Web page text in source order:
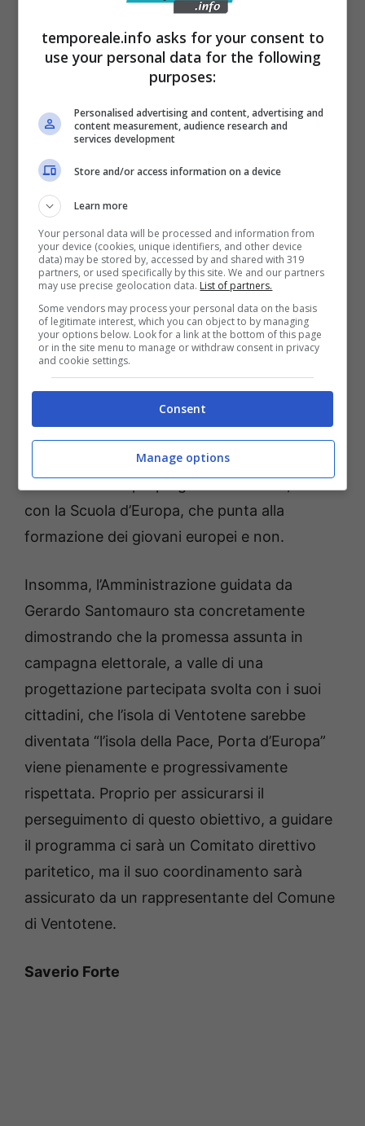
dal Cime e dalla Regione Lazio, la
valorizzazione del patrimonio culturale e
ambientale di Ventotene a partire dall’Anno
L’Amministrazione del Comune di Ventotene,
terra dello storico Manifesto di Ventotene per
un’Europa libera e unita, e simbolo della lotta
ai totalitarismi e ai nazionalismi, metterà a
culturale, le sue strutture museali e
bibliotecarie e le sue crescenti capacità
promozionali per agevolare la realizzazione di
tali programmi, garantendo l’integrazione con
quelli già attivati sia dagli stessi operatori
presenti da anni sull’isola e che già
collaborano con numerose scuole italiane e
straniere, sia con il Movimento dei Federalisti
Europei, che da trent’anni effettuano la
con la Scuola d’Europa, che punta alla
formazione dei giovani europei e non.
Insomma, l’Amministrazione guidata da
Gerardo Santomauro sta concretamente
dimostrando che la promessa assunta in
campagna elettorale, a valle di una
progettazione partecipata svolta con i suoi
cittadini, che l’isola di Ventotene sarebbe
diventata “l’isola della Pace, Porta d’Europa”
viene pienamente e progressivamente
rispettata. Proprio per assicurarsi il
perseguimento di questo obiettivo, a guidare
il programma ci sarà un Comitato direttivo
paritetico, ma il suo coordinamento sarà
assicurato da un rappresentante del Comune
di Ventotene.
Saverio Forte
temporeale.info asks for your consent to
use your personal data for the following
purposes:
Personalised advertising and content, advertising and
content measurement, audience research and
services development
Store and/or access information on a device
Learn more
Your personal data will be processed and information from
your device (cookies, unique identifiers, and other device
data) may be stored by, accessed by and shared with 319
partners, or used specifically by this site. We and our partners
may use precise geolocation data. List of partners.
Some vendors may process your personal data on the basis
of legitimate interest, which you can object to by managing
your options below. Look for a link at the bottom of this page
or in the site menu to manage or withdraw consent in privacy
and cookie settings.
Consent
Manage options